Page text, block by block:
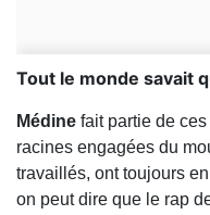
​Tout le monde savait
Médine fait partie de
racines engagées du
travaillés, ont toujours
on peut dire que le rap